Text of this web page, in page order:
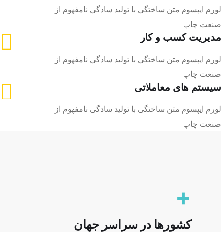
لورم ایپسوم متن ساختگی با تولید سادگی نامفهوم از
صنعت چاپ
مدیریت کسب و کار
لورم ایپسوم متن ساختگی با تولید سادگی نامفهوم از
صنعت چاپ
سیستم های معاملاتی
لورم ایپسوم متن ساختگی با تولید سادگی نامفهوم از
صنعت چاپ
+
کشورها در سراسر جهان